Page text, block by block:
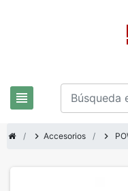
view_headline
chevron_right Accesorios chevron_right